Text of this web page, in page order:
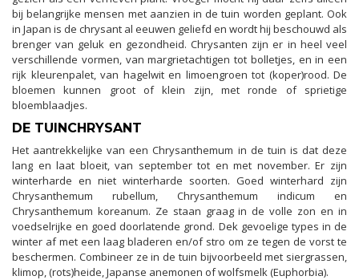
bij belangrijke mensen met aanzien in de tuin worden geplant. Ook
in Japan is de chrysant al eeuwen geliefd en wordt hij beschouwd als
brenger van geluk en gezondheid. Chrysanten zijn er in heel veel
verschillende vormen, van margrietachtigen tot bolletjes, en in een
rijk kleurenpalet, van hagelwit en limoengroen tot (koper)rood. De
bloemen kunnen groot of klein zijn, met ronde of sprietige
bloemblaadjes.
DE TUINCHRYSANT
Het aantrekkelijke van een Chrysanthemum in de tuin is dat deze
lang en laat bloeit, van september tot en met november. Er zijn
winterharde en niet winterharde soorten. Goed winterhard zijn
Chrysanthemum rubellum, Chrysanthemum indicum en
Chrysanthemum koreanum. Ze staan graag in de volle zon en in
voedselrijke en goed doorlatende grond. Dek gevoelige types in de
winter af met een laag bladeren en/of stro om ze tegen de vorst te
beschermen. Combineer ze in de tuin bijvoorbeeld met siergrassen,
klimop, (rots)heide, Japanse anemonen of wolfsmelk (Euphorbia).